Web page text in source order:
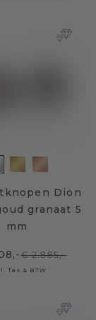
Dion
granaat 5
mm
€ 2.885,-
Tax & BTW